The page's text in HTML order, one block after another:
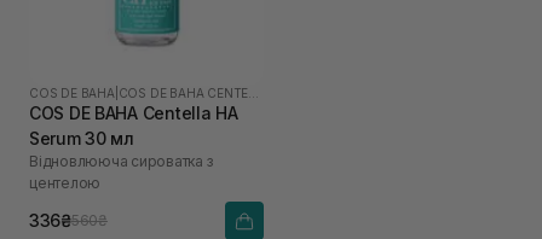
COS DE BAHA
COS DE BAHA Centella HA
Serum 30 мл
Відновлююча сироватка з
центелою
336₴560₴